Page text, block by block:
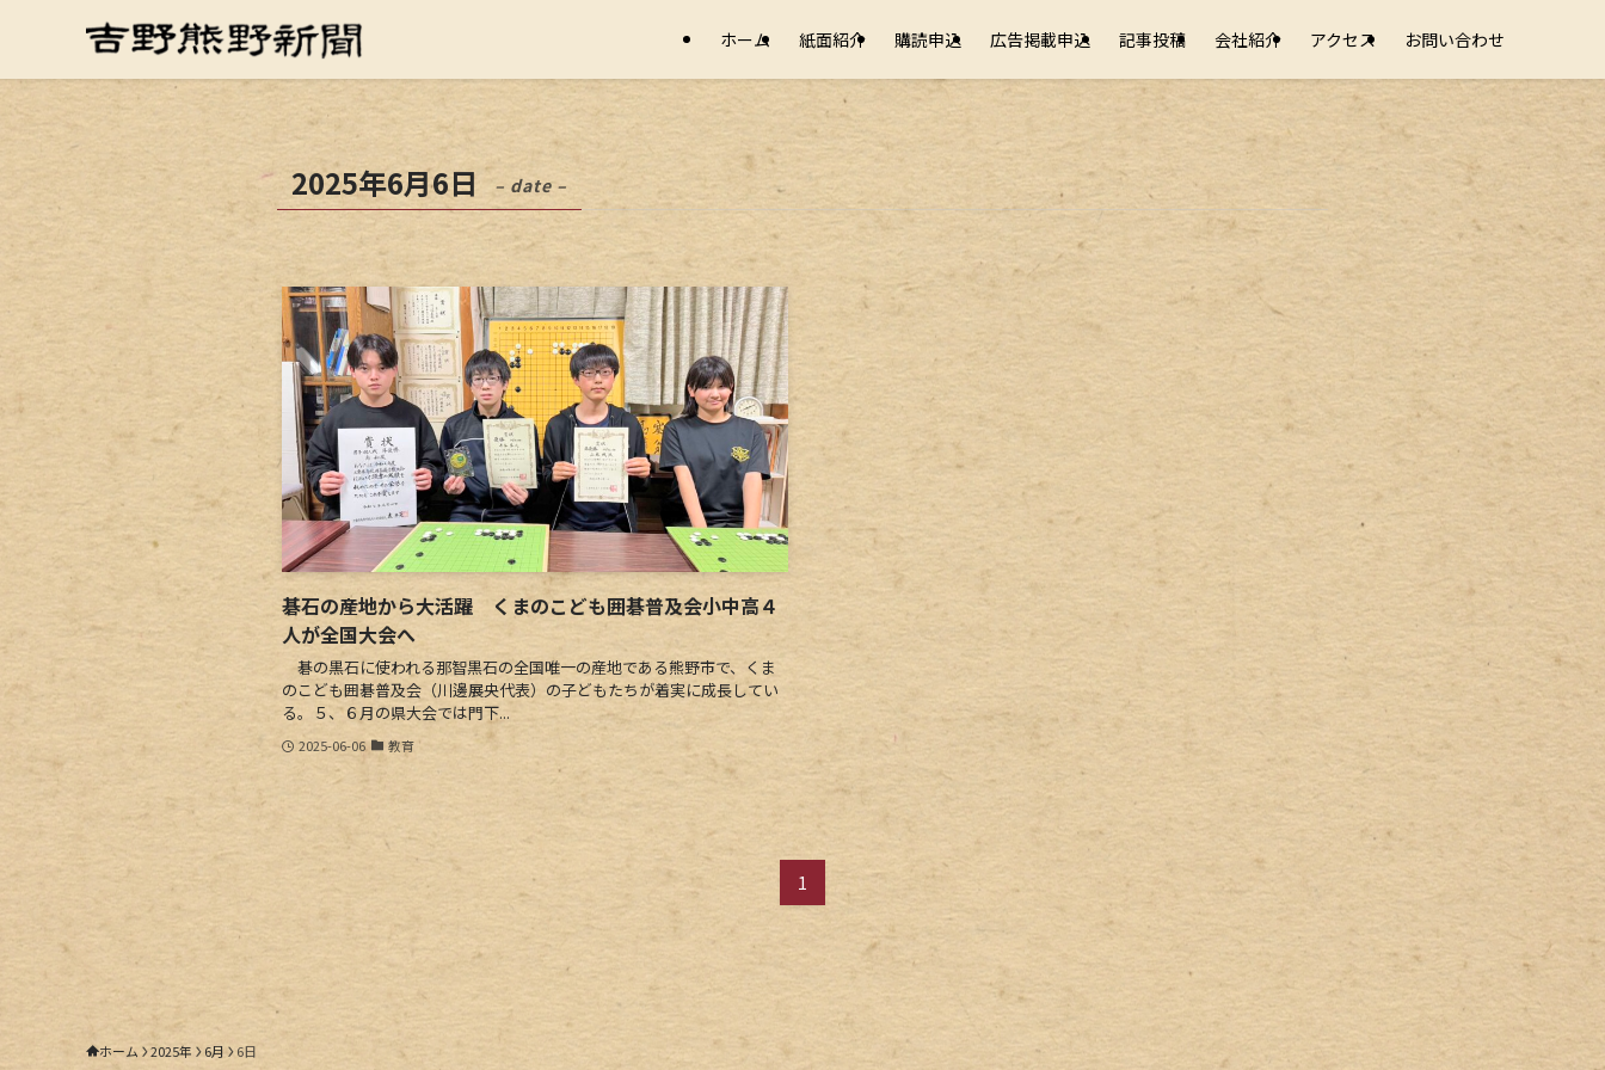
ホーム 紙面紹介 購読申込 広告掲載申込 記事投稿 会社紹介 アクセス お問い合わせ
2025年6月6日 – date –
碁石の産地から大活躍 くまのこども囲碁普及会小中高４
人が全国大会へ
碁の黒石に使われる那智黒石の全国唯一の産地である熊野市で、くま
のこども囲碁普及会（川邊展央代表）の子どもたちが着実に成長してい
る。５、６月の県大会では門下...
2025-06-06 教育
1
ホーム 2025年 6月 6日